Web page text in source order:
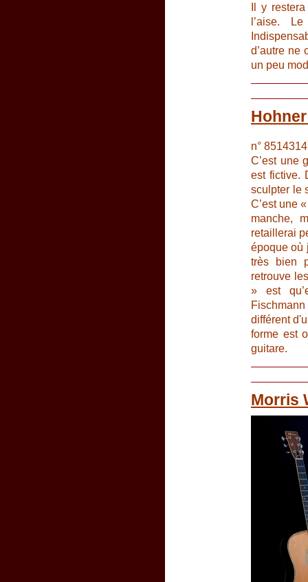
Il y
l’aise.
d’autre ne
un peu
n° 8514314
C’est une
est fictive.
sculpter le
C’est une
manche,
retaillerai
époque où
très bien
retrouve
» est
différent
forme est
guitare.
Morris